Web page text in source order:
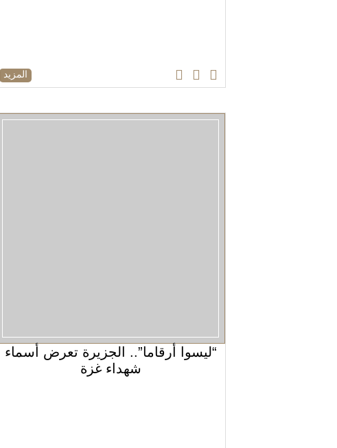
المزيد
“ليسوا أرقاما”.. الجزيرة تعرض أسماء
شهداء غزة